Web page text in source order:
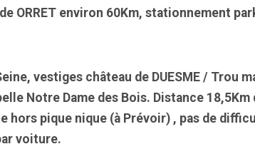
ORRET environ 60Km, stationnement
vestiges château de DUESME / Trou
Notre Dame des Bois. Distance 18,5Km
hors pique nique (à Prévoir) , pas de
voiture.